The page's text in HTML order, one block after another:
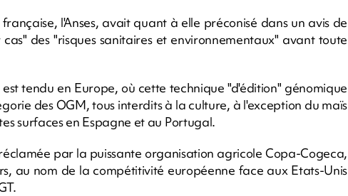
l'Anses, avait quant à elle préconisé dans un avis de
des "risques sanitaires et environnementaux" avant toute
tendu en Europe, où cette technique "d'édition" génomique
des OGM, tous interdits à la culture, à l'exception du maïs
surfaces en Espagne et au Portugal.
par la puissante organisation agricole Copa-Cogeca,
au nom de la compétitivité européenne face aux Etats-Unis